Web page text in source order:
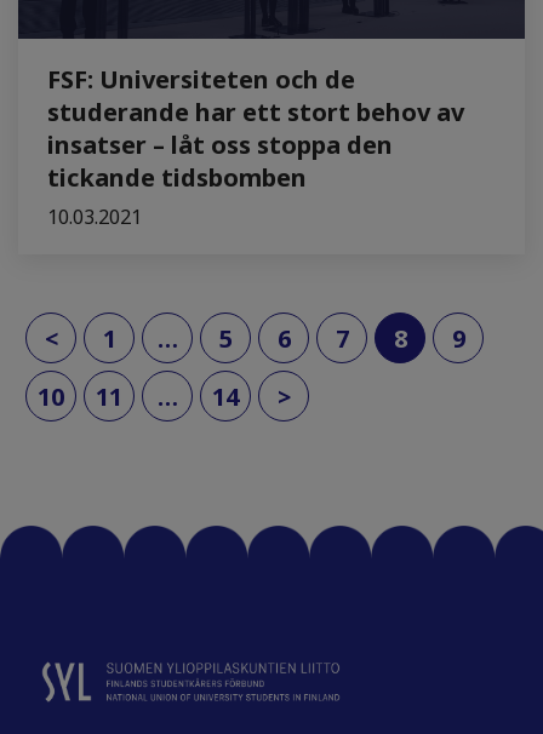
FSF: Universiteten och de
studerande har ett stort behov av
insatser – låt oss stoppa den
tickande tidsbomben
10.03.2021
< 1 … 5 6 7 8(current)
9
10
11 … 14 >